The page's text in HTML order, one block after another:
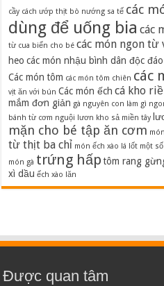
cầy cách ướp thịt bò nướng sa tế các
dùng để uống bia các
từ cua biển cho bé các món ngon từ
heo các món nhậu bình dân độc đáo
Các món tôm các món tôm chiên các
vịt ăn với bún Các món ếch cá kho
mắm đơn giản gà nguyên con làm gì
bánh từ cơm nguội lươn kho sả miền tây
mặn cho bé tập ăn cơm
từ thịt ba chỉ món ếch xào lá lốt một
món gà trứng hấp tôm rang
xì dầu ếch xào lăn
Được quan tâm